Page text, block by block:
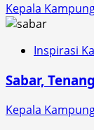
Kepala
Inspirasi
Sabar,
Kepala